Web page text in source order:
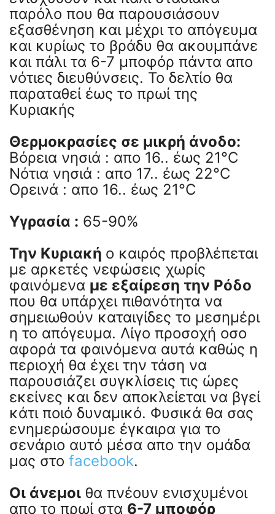
παρόλο που θα παρουσιάσουν
εξασθένηση και μέχρι το απόγευμα
και κυρίως το βράδυ θα ακουμπάνε
και πάλι τα 6-7 μποφόρ πάντα απο
νότιες διευθύνσεις. Το δελτίο θα
παραταθεί έως το πρωί της
Κυριακής
Θερμοκρασίες σε μικρή άνοδο:
Βόρεια νησιά : απο 16.. έως 21°C
Νότια νησιά : απο 17.. έως 22°C
Ορεινά : απο 16.. έως 21°C
Υγρασία : 65-90%
Την Κυριακή ο καιρός προβλέπεται
με αρκετές νεφώσεις χωρίς
φαινόμενα με εξαίρεση την Ρόδο
που θα υπάρχει πιθανότητα να
σημειωθούν καταιγίδες το μεσημέρι
η το απόγευμα. Λίγο προσοχή οσο
αφορά τα φαινόμενα αυτά καθώς η
περιοχή θα έχει την τάση να
παρουσιάζει συγκλίσεις τις ώρες
εκείνες και δεν αποκλείεται να βγεί
κάτι ποιό δυναμικό. Φυσικά θα σας
ενημερώσουμε έγκαιρα για το
σενάριο αυτό μέσα απο την ομάδα
μας στο facebook.
Οι άνεμοι θα πνέουν ενισχυμένοι
απο το πρωί στα 6-7 μποφόρ